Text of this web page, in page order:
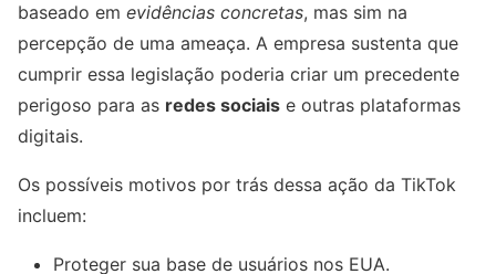
baseado em evidências concretas, mas sim na
percepção de uma ameaça. A empresa sustenta que
cumprir essa legislação poderia criar um precedente
perigoso para as redes sociais e outras plataformas
digitais.
Os possíveis motivos por trás dessa ação da TikTok
incluem:
Proteger sua base de usuários nos EUA.